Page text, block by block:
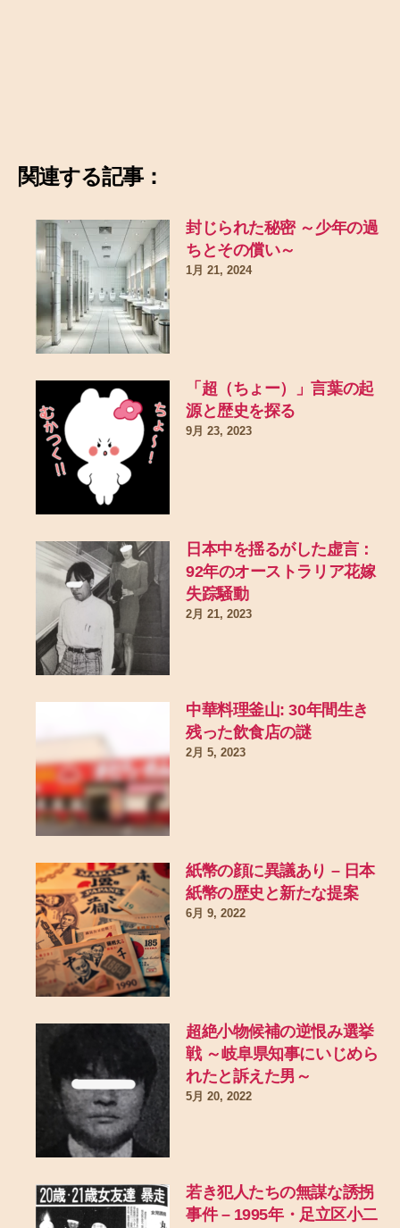
関連する記事：
封じられた秘密 ～少年の過
ちとその償い～
1月 21, 2024
「超（ちょー）」言葉の起
源と歴史を探る
9月 23, 2023
日本中を揺るがした虚言：
92年のオーストラリア花嫁
失踪騒動
2月 21, 2023
中華料理釜山: 30年間生き
残った飲食店の謎
2月 5, 2023
紙幣の顔に異議あり – 日本
紙幣の歴史と新たな提案
6月 9, 2022
超絶小物候補の逆恨み選挙
戦 ～岐阜県知事にいじめら
れたと訴えた男～
5月 20, 2022
若き犯人たちの無謀な誘拐
事件 – 1995年・足立区小二